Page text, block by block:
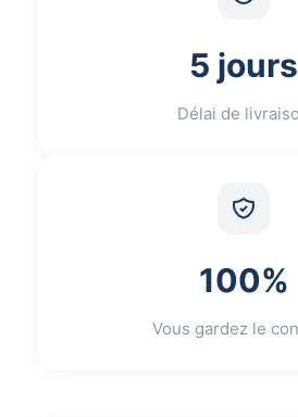
5 jours
Délai de
100%
Vous gardez le